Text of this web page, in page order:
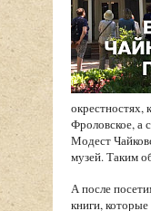
окрестностях,
Фроловское, а
Модест
музей. Таким
А после
книги,